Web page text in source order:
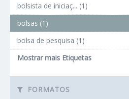
bolsista de iniciaç... (1)
bolsas (1)
bolsa de pesquisa (1)
Mostrar mais Etiquetas
FORMATOS